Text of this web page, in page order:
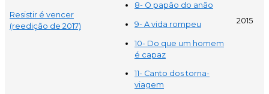
Resistir é vencer
(reedição de 2017)
8- O papão do anão
9- A vida rompeu
10- Do que um homem
é capaz
11- Canto dos torna-
viagem
2015